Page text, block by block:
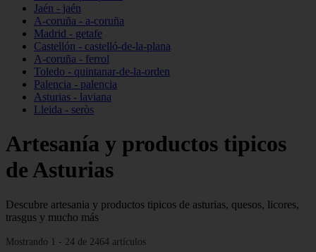
Jaén - jaén
A-coruña - a-coruña
Madrid - getafe
Castellón - castelló-de-la-plana
A-coruña - ferrol
Toledo - quintanar-de-la-orden
Palencia - palencia
Asturias - laviana
Lleida - seròs
Artesanía y productos tipicos
de Asturias
Descubre artesania y productos tipicos de asturias, quesos, licores,
trasgus y mucho más
Mostrando 1 - 24 de 2464 artículos